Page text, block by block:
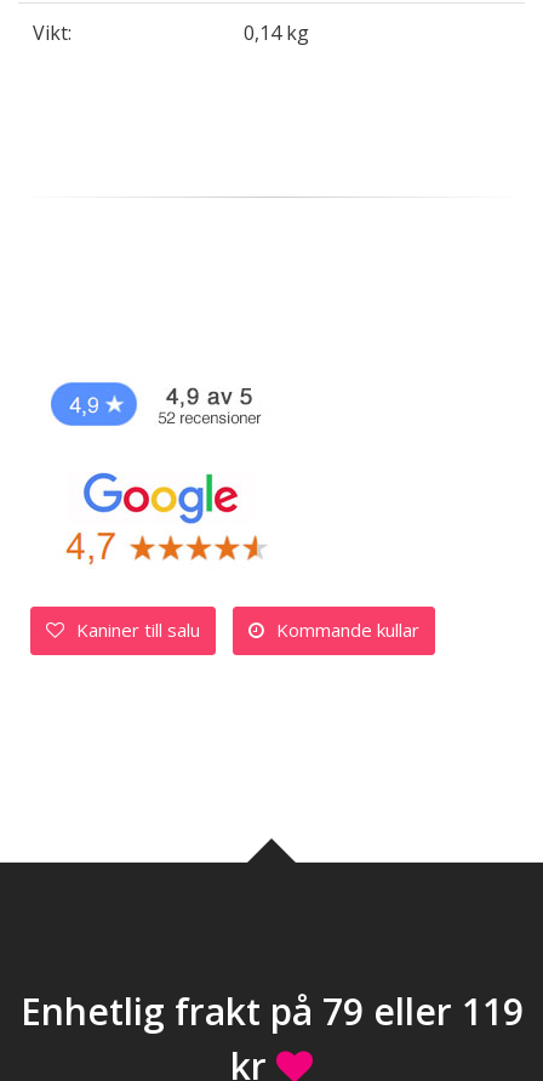
Vikt: 0,14 kg
Kaniner till salu Kommande kullar
Enhetlig frakt på 79 eller 119
kr